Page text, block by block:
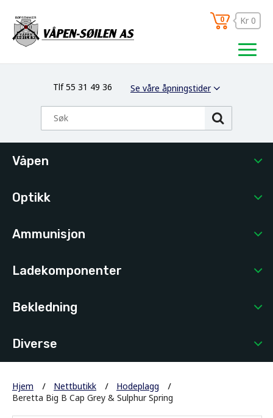
Tlf 55 31 49 36 Se våre åpningstider
0 Kr 0
Våpen
Optikk
Ammunisjon
Ladekomponenter
Bekledning
Diverse
Hjem Nettbutikk
Hodeplagg
Beretta Big B Cap Grey & Sulphur Spring